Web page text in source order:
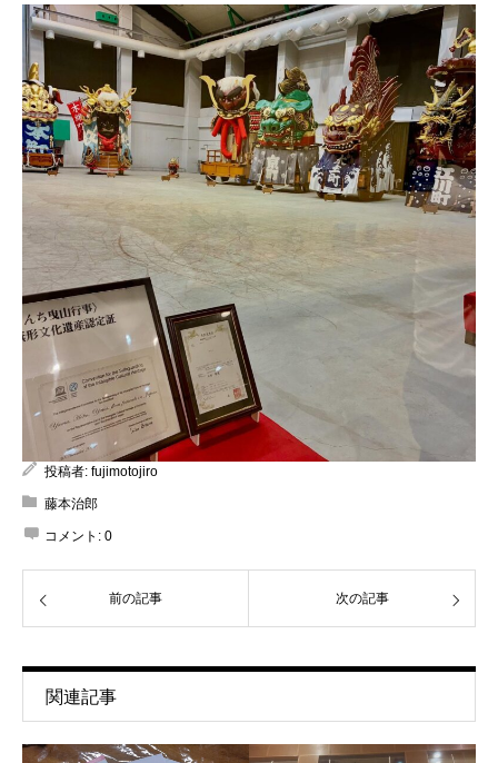
投稿者: fujimotojiro
藤本治郎
コメント: 0
前の記事 次の記事
関連記事